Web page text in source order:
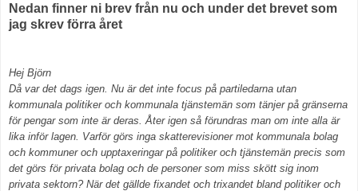
Nedan finner ni brev från nu och under det brevet som
jag skrev förra året
Hej Björn
Då var det dags igen. Nu är det inte focus på partiledarna utan
kommunala politiker och kommunala tjänstemän som tänjer på gränserna
för pengar som inte är deras. Åter igen så förundras man om inte alla är
lika inför lagen. Varför görs inga skatterevisioner mot kommunala bolag
och kommuner och upptaxeringar på politiker och tjänstemän precis som
det görs för privata bolag och de personer som miss skött sig inom
privata sektorn? När det gällde fixandet och trixandet bland politiker och